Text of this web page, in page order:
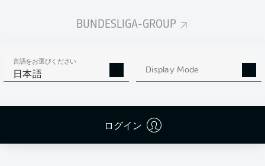
BUNDESLIGA-GROUP
言語をお選びください
日本語 Display Mode
ログイン